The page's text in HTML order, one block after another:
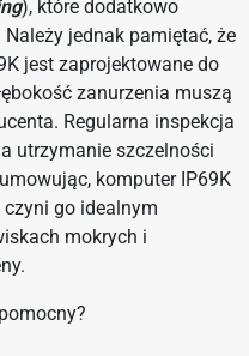
), które dodatkowo
jednak pamiętać, że
jest zaprojektowane do
zanurzenia muszą
Regularna inspekcja
utrzymanie szczelności
komputer IP69K
go idealnym
mokrych i